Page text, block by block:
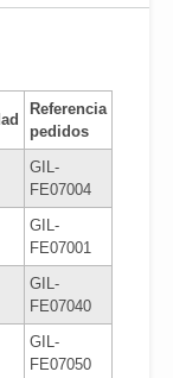
Referencia
pedidos
GIL-
FE07004
GIL-
FE07001
GIL-
FE07040
GIL-
FE07050